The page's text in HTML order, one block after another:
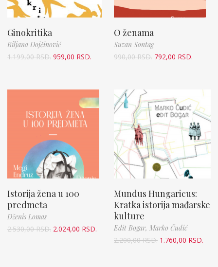
Ginokritika
Biljana Dojčinović
1.199,00RSD. 959,00 RSD.
O ženama
Suzan Sontag
990,00RSD. 792,00 RSD.
Istorija žena u 100
predmeta
Dženis Lomas
2.530,00RSD. 2.024,00 RSD.
Mundus Hungaricus:
Kratka istorija mađarske
kulture
Edit Bogar, Marko Čudić
2.200,00RSD. 1.760,00 RSD.